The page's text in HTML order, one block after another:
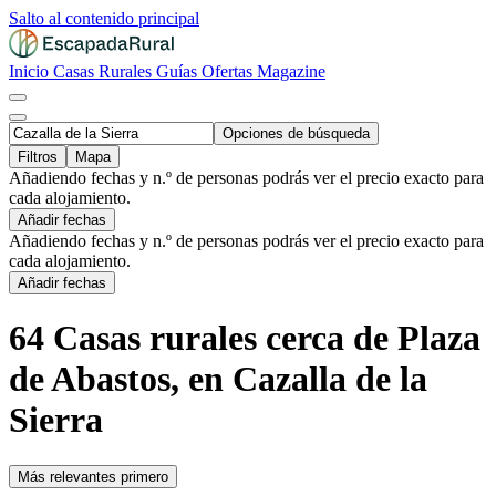
Salto al contenido principal
Inicio Casas Rurales Guías Ofertas Magazine
Opciones de búsqueda
Filtros
Mapa
Añadiendo fechas y n.º de personas podrás ver el precio exacto para
cada alojamiento.
Añadir fechas
Añadiendo fechas y n.º de personas podrás ver el precio exacto para
cada alojamiento.
Añadir fechas
64 Casas rurales cerca de Plaza
de Abastos, en Cazalla de la
Sierra
Más relevantes primero